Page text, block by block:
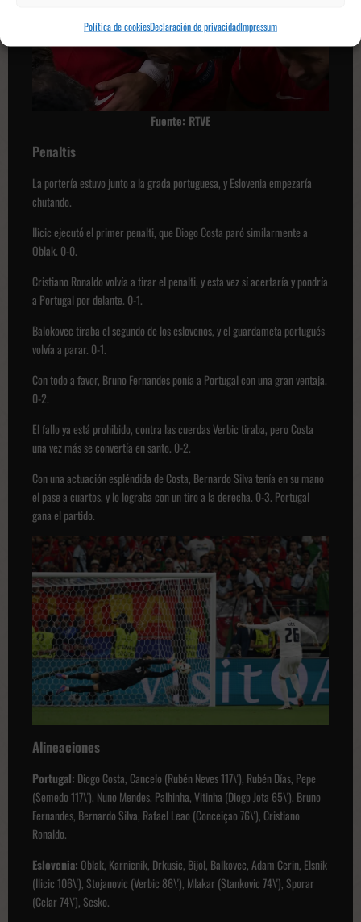
Política de cookiesDeclaración de privacidadImpressum
Fuente: RTVE
Penaltis
La portería estuvo junto a la grada portuguesa, y Eslovenia empezaría
chutando.
Ilicic ejecutó el primer penalti, que Diogo Costa paró similarmente a
Oblak. 0-0.
Cristiano Ronaldo volvía a tirar el penalti, y esta vez sí acertaría y pondría
a Portugal por delante. 0-1.
Balokovec tiraba el segundo de los eslovenos, y el guardameta portugués
volvía a parar. 0-1.
Con todo a favor, Bruno Fernandes ponía a Portugal con una gran ventaja.
0-2.
El fallo ya está prohibido, contra las cuerdas Verbic tiraba, pero Costa
una vez más se convertía en santo. 0-2.
Con una actuación espléndida de Costa, Bernardo Silva tenía en su mano
el pase a cuartos, y lo lograba con un tiro a la derecha. 0-3. Portugal
gana el partido.
Alineaciones
Portugal: Diogo Costa, Cancelo (Rubén Neves 117\'), Rubén Días, Pepe
(Semedo 117\'), Nuno Mendes, Palhinha, Vitinha (Diogo Jota 65\'), Bruno
Fernandes, Bernardo Silva, Rafael Leao (Conceiçao 76\'), Cristiano
Ronaldo.
Eslovenia: Oblak, Karnicnik, Drkusic, Bijol, Balkovec, Adam Cerin, Elsnik
(Ilicic 106\'), Stojanovic (Verbic 86\'), Mlakar (Stankovic 74\'), Sporar
(Celar 74\'), Sesko.